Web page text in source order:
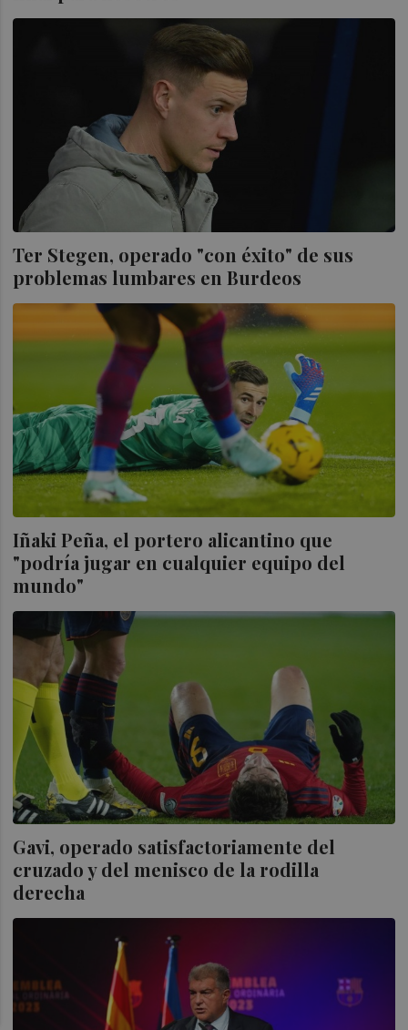
Ter Stegen, operado "con éxito" de sus
problemas lumbares en Burdeos
Iñaki Peña, el portero alicantino que
"podría jugar en cualquier equipo del
mundo"
Gavi, operado satisfactoriamente del
cruzado y del menisco de la rodilla
derecha